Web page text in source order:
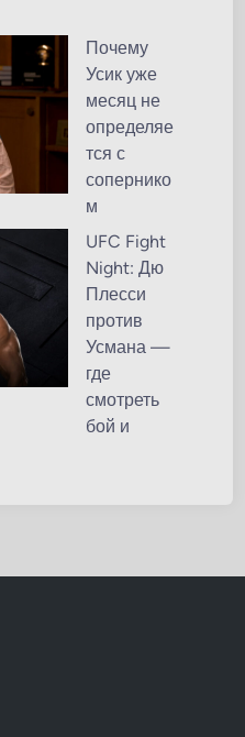
Почему
Усик уже
месяц не
определяе
тся с
сопернико
м
UFC Fight
Night: Дю
Плесси
против
Усмана —
где
смотреть
бой и